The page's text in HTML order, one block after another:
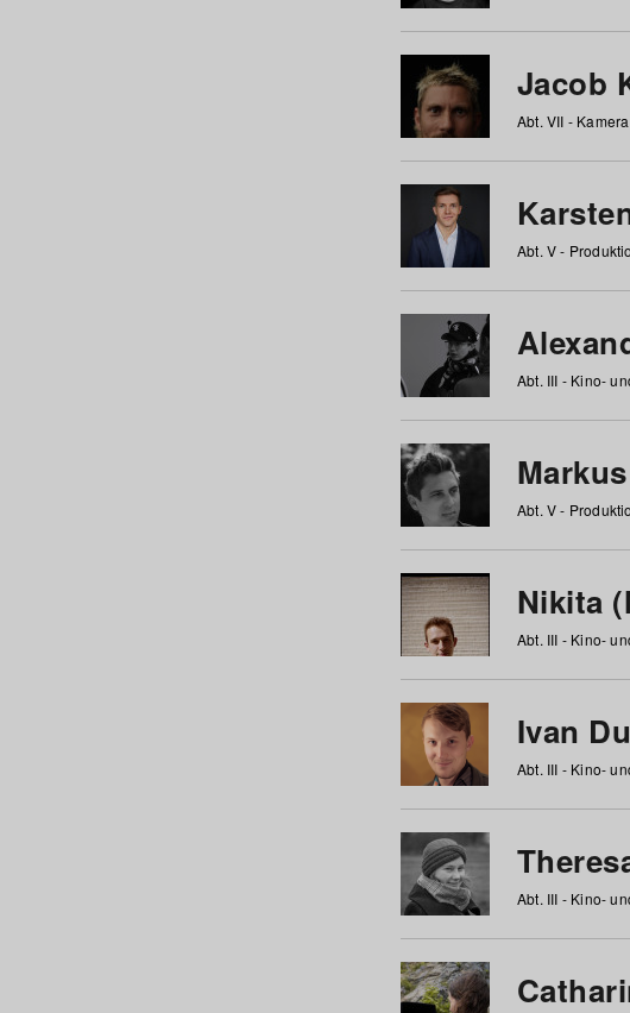
Jacob
Abt. VII -
Abt. V -
Abt. III - Kino-
Abt. V -
Nikita
Abt. III - Kino-
Ivan
Abt. III - Kino-
Abt. III - Kino-